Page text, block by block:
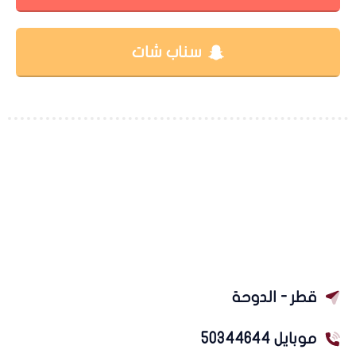
سناب شات
قطر - الدوحة
موبايل 50344644